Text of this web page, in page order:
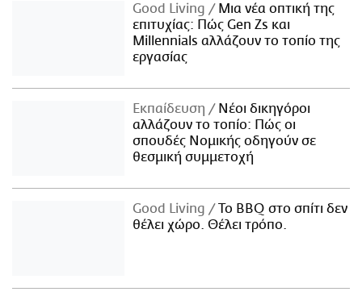
Good Living
Μια νέα οπτική της
επιτυχίας: Πώς Gen Zs και
Millennials αλλάζουν το τοπίο της
εργασίας
Εκπαίδευση
Νέοι δικηγόροι
αλλάζουν το τοπίο: Πώς οι
σπουδές Νομικής οδηγούν σε
θεσμική συμμετοχή
Good Living
Το BBQ στο σπίτι δεν
θέλει χώρο. Θέλει τρόπο.